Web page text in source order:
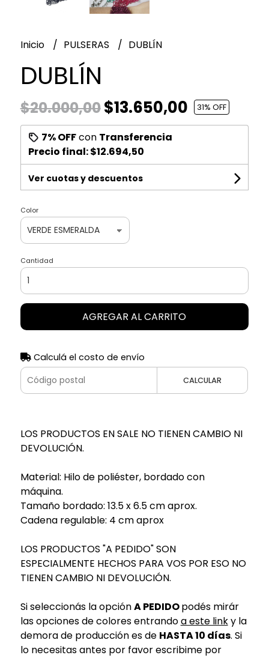
Inicio PULSERAS DUBLÍN
DUBLÍN
$20.000,00$13.650,00 31% OFF
7% OFFcon Transferencia
Precio final:$12.694,50
Ver cuotas y descuentos
Color
Cantidad
AGREGAR AL CARRITO
Calculá el costo de envío
CALCULAR
LOS PRODUCTOS EN SALE NO TIENEN CAMBIO NI
DEVOLUCIÓN.
Material: Hilo de poliéster, bordado con
máquina.
Tamaño bordado: 13.5 x 6.5 cm aprox.
Cadena regulable: 4 cm aprox
LOS PRODUCTOS "A PEDIDO" SON
ESPECIALMENTE HECHOS PARA VOS POR ESO NO
TIENEN CAMBIO NI DEVOLUCIÓN.
Si seleccionás la opciónA PEDIDOpodés mirár
las opciones de colores entrandoa este linky la
demora de producción es de HASTA 10 días. Si
lo necesitas antes por favor escribime por